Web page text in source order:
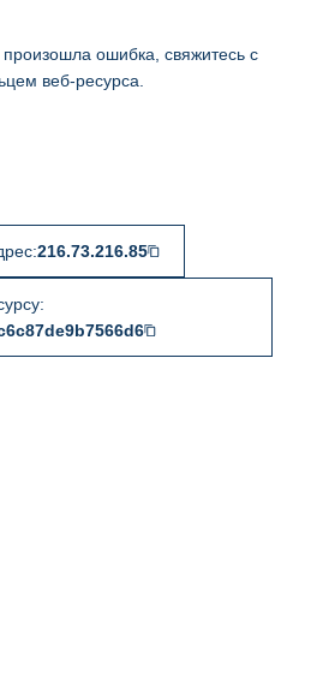
произошла ошибка, свяжитесь с
веб-ресурса.
216.73.216.85